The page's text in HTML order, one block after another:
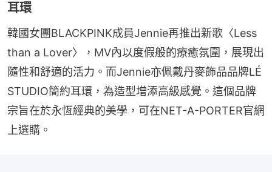
耳環
韓國女團BLACKPINK成員Jennie再推出新歌〈Less
than a Lover〉，MV內以度假般的療癒氛圍，展現出
隨性和舒適的活力。而Jennie亦佩戴丹麥飾品品牌LÉ
STUDIO簡約耳環，為造型增添高級感覺。這個品牌
宗旨在於永恆經典的美學，可在NET-A-PORTER官網
上選購。